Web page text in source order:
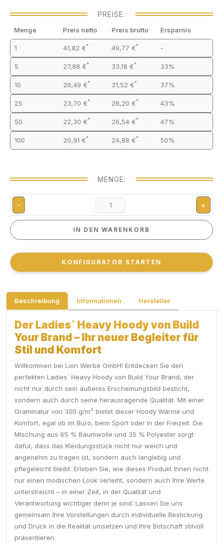
PREISE:
Menge Preis netto Preis brutto Ersparnis
1 41,82 €* 49,77 €* -
5 27,88 €* 33,18 €* 33%
10 26,49 €* 31,52 €* 37%
25 23,70 €* 28,20 €* 43%
50 22,30 €* 26,54 €* 47%
100 20,91 €* 24,88 €* 50%
MENGE:
- +
IN DEN WARENKORB
IN DEN WARENKORB
KONFIGURATOR STARTEN
KONFIGURATOR STARTEN
Beschreibung Informationen Hersteller
Der Ladies´ Heavy Hoody von Build
Your Brand – Ihr neuer Begleiter für
Stil und Komfort
Willkommen bei Lion Werbe GmbH! Entdecken Sie den
perfekten Ladies´ Heavy Hoody von Build Your Brand, der
nicht nur durch sein äußeres Erscheinungsbild besticht,
sondern auch durch seine herausragende Qualität. Mit einer
Grammatur von 300 g/m² bietet dieser Hoody Wärme und
Komfort, egal ob im Büro, beim Sport oder in der Freizeit. Die
Mischung aus 65 % Baumwolle und 35 % Polyester sorgt
dafür, dass das Kleidungsstück nicht nur weich und
angenehm zu tragen ist, sondern auch langlebig und
pflegeleicht bleibt. Erleben Sie, wie dieses Produkt Ihnen nicht
nur einen modischen Look verleiht, sondern auch Ihre Werte
unterstreicht – in einer Zeit, in der Qualität und
Verantwortung wichtiger denn je sind. Lassen Sie uns
gemeinsam Ihre Vorstellungen durch individuelle Bestickung
und Druck in die Realität umsetzen und Ihre Botschaft stilvoll
präsentieren.